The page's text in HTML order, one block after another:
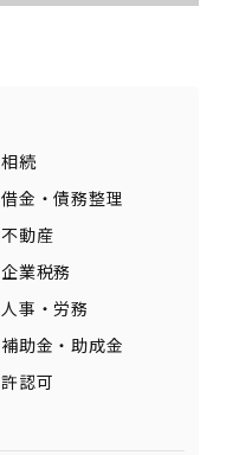
相続
借金・債務整理
不動産
企業税務
人事・労務
補助金・助成金
許認可